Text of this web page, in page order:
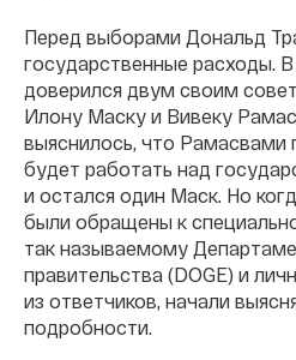
Перед выборами Дональд
государственные расходы.
доверился двум своим
Илону Маску и Вивеку
выяснилось, что Рамасвами
будет работать над
и остался один Маск. Но
были обращены к
так называемому
правительства (DOGE) и
из ответчиков, начали
подробности.